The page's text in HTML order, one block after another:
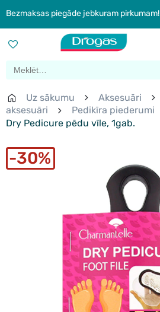
Bezmaksas piegāde jebkuram pirkumam!
Uz sākumu Aksesuāri
aksesuāri
Pedikīra piederumi
Dry Pedicure pēdu vīle, 1gab.
30%